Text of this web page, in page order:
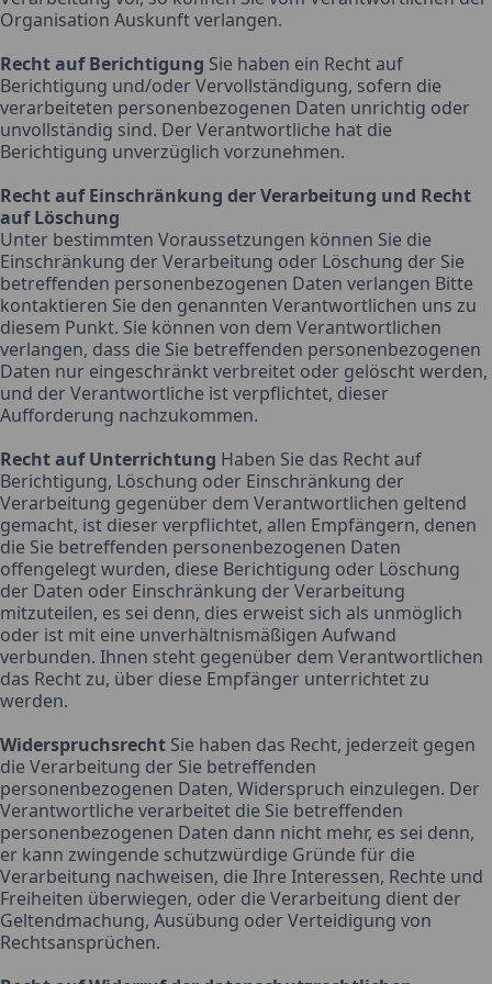
Organisation Auskunft verlangen.
Recht auf Berichtigung Sie haben ein Recht auf
Berichtigung und/oder Vervollständigung, sofern die
verarbeiteten personenbezogenen Daten unrichtig oder
unvollständig sind. Der Verantwortliche hat die
Berichtigung unverzüglich vorzunehmen.
Recht auf Einschränkung der Verarbeitung und Recht
auf Löschung
Unter bestimmten Voraussetzungen können Sie die
Einschränkung der Verarbeitung oder Löschung der Sie
betreffenden personenbezogenen Daten verlangen Bitte
kontaktieren Sie den genannten Verantwortlichen uns zu
diesem Punkt. Sie können von dem Verantwortlichen
verlangen, dass die Sie betreffenden personenbezogenen
Daten nur eingeschränkt verbreitet oder gelöscht werden,
und der Verantwortliche ist verpflichtet, dieser
Aufforderung nachzukommen.
Recht auf Unterrichtung Haben Sie das Recht auf
Berichtigung, Löschung oder Einschränkung der
Verarbeitung gegenüber dem Verantwortlichen geltend
gemacht, ist dieser verpflichtet, allen Empfängern, denen
die Sie betreffenden personenbezogenen Daten
offengelegt wurden, diese Berichtigung oder Löschung
der Daten oder Einschränkung der Verarbeitung
mitzuteilen, es sei denn, dies erweist sich als unmöglich
oder ist mit eine unverhältnismäßigen Aufwand
verbunden. Ihnen steht gegenüber dem Verantwortlichen
das Recht zu, über diese Empfänger unterrichtet zu
werden.
Widerspruchsrecht Sie haben das Recht, jederzeit gegen
die Verarbeitung der Sie betreffenden
personenbezogenen Daten, Widerspruch einzulegen. Der
Verantwortliche verarbeitet die Sie betreffenden
personenbezogenen Daten dann nicht mehr, es sei denn,
er kann zwingende schutzwürdige Gründe für die
Verarbeitung nachweisen, die Ihre Interessen, Rechte und
Freiheiten überwiegen, oder die Verarbeitung dient der
Geltendmachung, Ausübung oder Verteidigung von
Rechtsansprüchen.